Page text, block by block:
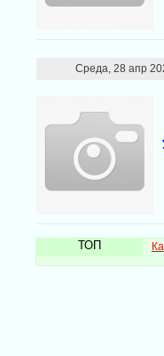
Среда, 28 апр
ТОП